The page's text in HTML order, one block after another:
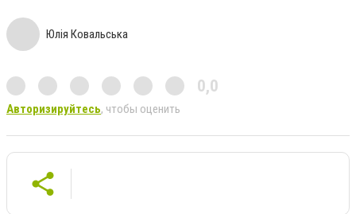
Юлія Ковальська
0,0
Авторизируйтесь, чтобы оценить